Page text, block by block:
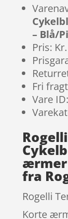
– Blå/
Pris:
Fri
Vare
ærmer
fra
Rogelli
Korte